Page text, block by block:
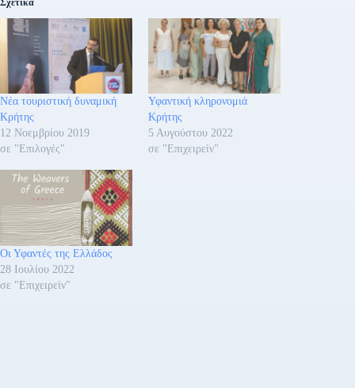
Σχετικά
Νέα τουριστική δυναμική
Κρήτης
12 Νοεμβρίου 2019
σε "Επιλογές"
Υφαντική κληρονομιά
Κρήτης
5 Αυγούστου 2022
σε "Επιχειρείν"
Οι Υφαντές της Ελλάδος
28 Ιουλίου 2022
σε "Επιχειρείν"